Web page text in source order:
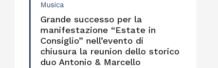
Musica
Grande successo per la
manifestazione “Estate in
Consiglio” nell’evento di
chiusura la reunion dello storico
duo Antonio & Marcello